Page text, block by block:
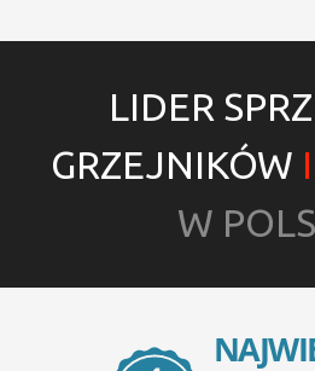
LIDER
GRZEJNIKÓW
W